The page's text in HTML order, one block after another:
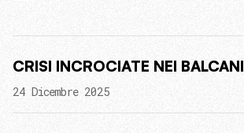
CRISI INCROCIATE NEI BALCANI
24 Dicembre 2025